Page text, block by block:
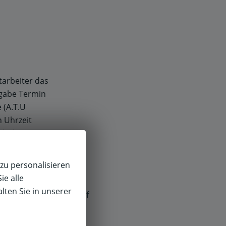
das
Termin
Uhrzeit
länger wie
personalisieren
alle
Sie in unserer
f